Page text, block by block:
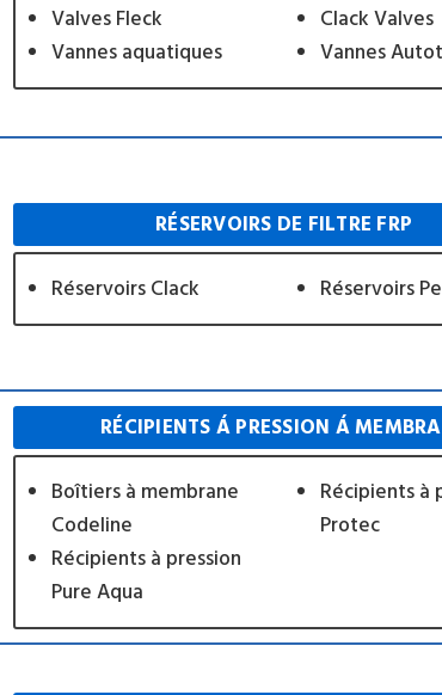
Valves Fleck
Vannes aquatiques
Clack Valves
Vannes
RÉSERVOIRS DE FILTRE FRP
Réservoirs Clack
Réservoirs
RÉCIPIENTS Á PRESSION Á
Boîtiers à membrane
Codeline
Récipients à pression
Pure Aqua
Récipients à
Protec